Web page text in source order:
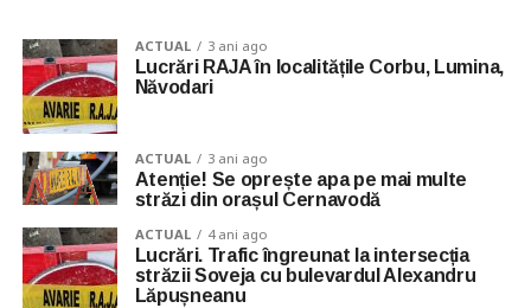
ACTUAL 3 ani ago
Lucrări RAJA în localitățile Corbu, Lumina,
Năvodari
ACTUAL 3 ani ago
Atenție! Se oprește apa pe mai multe
străzi din orașul Cernavodă
ACTUAL 4 ani ago
Lucrări. Trafic îngreunat la intersecția
străzii Soveja cu bulevardul Alexandru
Lăpușneanu